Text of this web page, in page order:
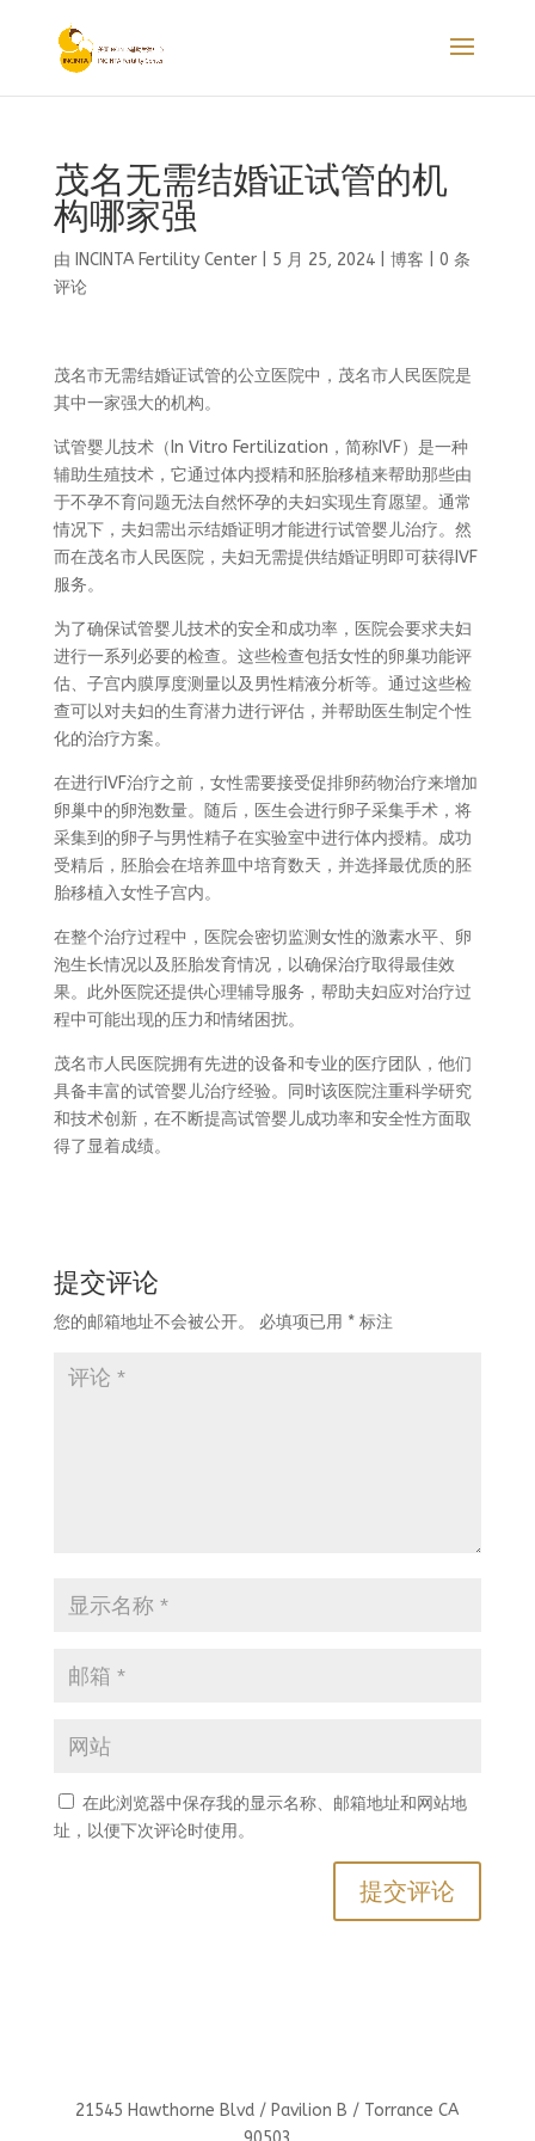
茂名无需结婚证试管的机
构哪家强
由 INCINTA Fertility Center| 5 月 25, 2024| 博客
0 条
评论
茂名市无需结婚证试管的公立医院中，茂名市人民医院是
其中一家强大的机构。
试管婴儿技术（In Vitro Fertilization，简称IVF）是一种
辅助生殖技术，它通过体内授精和胚胎移植来帮助那些由
于不孕不育问题无法自然怀孕的夫妇实现生育愿望。通常
情况下，夫妇需出示结婚证明才能进行试管婴儿治疗。然
而在茂名市人民医院，夫妇无需提供结婚证明即可获得IVF
服务。
为了确保试管婴儿技术的安全和成功率，医院会要求夫妇
进行一系列必要的检查。这些检查包括女性的卵巢功能评
估、子宫内膜厚度测量以及男性精液分析等。通过这些检
查可以对夫妇的生育潜力进行评估，并帮助医生制定个性
化的治疗方案。
在进行IVF治疗之前，女性需要接受促排卵药物治疗来增加
卵巢中的卵泡数量。随后，医生会进行卵子采集手术，将
采集到的卵子与男性精子在实验室中进行体内授精。成功
受精后，胚胎会在培养皿中培育数天，并选择最优质的胚
胎移植入女性子宫内。
在整个治疗过程中，医院会密切监测女性的激素水平、卵
泡生长情况以及胚胎发育情况，以确保治疗取得最佳效
果。此外医院还提供心理辅导服务，帮助夫妇应对治疗过
程中可能出现的压力和情绪困扰。
茂名市人民医院拥有先进的设备和专业的医疗团队，他们
具备丰富的试管婴儿治疗经验。同时该医院注重科学研究
和技术创新，在不断提高试管婴儿成功率和安全性方面取
得了显着成绩。
提交评论
您的邮箱地址不会被公开。 必填项已用 *标注
在此浏览器中保存我的显示名称、邮箱地址和网站地
址，以便下次评论时使用。
21545 Hawthorne Blvd / Pavilion B / Torrance CA